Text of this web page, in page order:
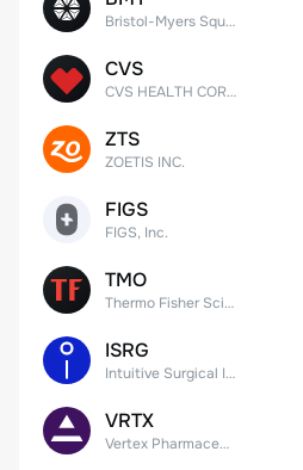
Bristol-Myers Squibb Co.
CVS
CVS HEALTH CORPORATION
ZTS
ZOETIS INC.
FIGS
FIGS, Inc.
TMO
Thermo Fisher Scientific, Inc.
ISRG
Intuitive Surgical Inc.
VRTX
Vertex Pharmaceuticals Inc